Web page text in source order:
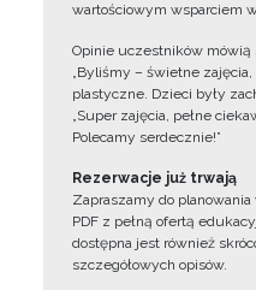
wartościowym wsparciem
Opinie uczestników mówią
„Byliśmy – świetne
plastyczne. Dzieci były
„Super zajęcia, pełne
Polecamy serdecznie!”
Rezerwacje już trwają
Zapraszamy do
PDF z pełną ofertą
dostępna jest również
szczegółowych opisów.